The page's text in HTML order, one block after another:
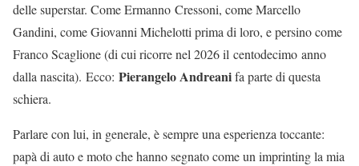
delle superstar. Come Ermanno Cressoni, come Marcello
Gandini, come Giovanni Michelotti prima di loro, e persino come
Franco Scaglione (di cui ricorre nel 2026 il centodecimo anno
dalla nascita). Ecco: Pierangelo Andreanifa parte di questa
schiera.
Parlare con lui, in generale, è sempre una esperienza toccante:
papà di auto e moto che hanno segnato come un imprinting la mia